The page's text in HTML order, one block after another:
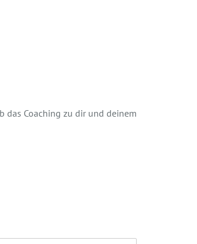
das Coaching zu dir und deinem